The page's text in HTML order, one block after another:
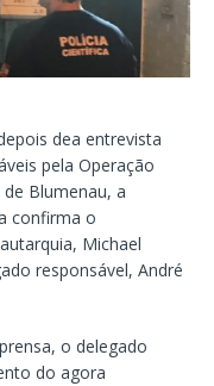
dea entrevista
pela Operação
Blumenau, a
confirma o
Michael
responsável, André
o delegado
do agora